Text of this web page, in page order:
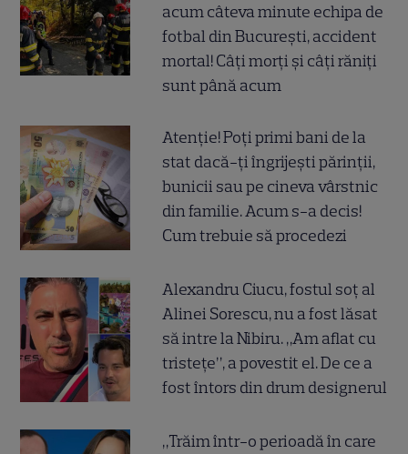
acum câteva minute echipa de
fotbal din București, accident
mortal! Câți morți și câți răniți
sunt până acum
Atenție! Poți primi bani de la
stat dacă-ți îngrijești părinții,
bunicii sau pe cineva vârstnic
din familie. Acum s-a decis!
Cum trebuie să procedezi
Alexandru Ciucu, fostul soț al
Alinei Sorescu, nu a fost lăsat
să intre la Nibiru. „Am aflat cu
tristețe”, a povestit el. De ce a
fost întors din drum designerul
„Trăim într-o perioadă în care